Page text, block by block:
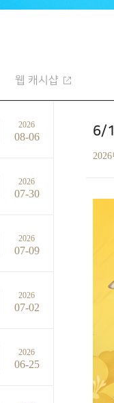
웹 캐시샵
2026
08-06
2026
07-30
2026
07-09
2026
07-02
2026
06-25
6/